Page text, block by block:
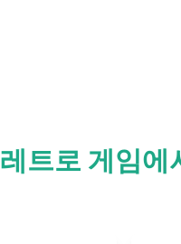
레트로 게임